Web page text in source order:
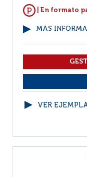
| En formato
MÁS
VER